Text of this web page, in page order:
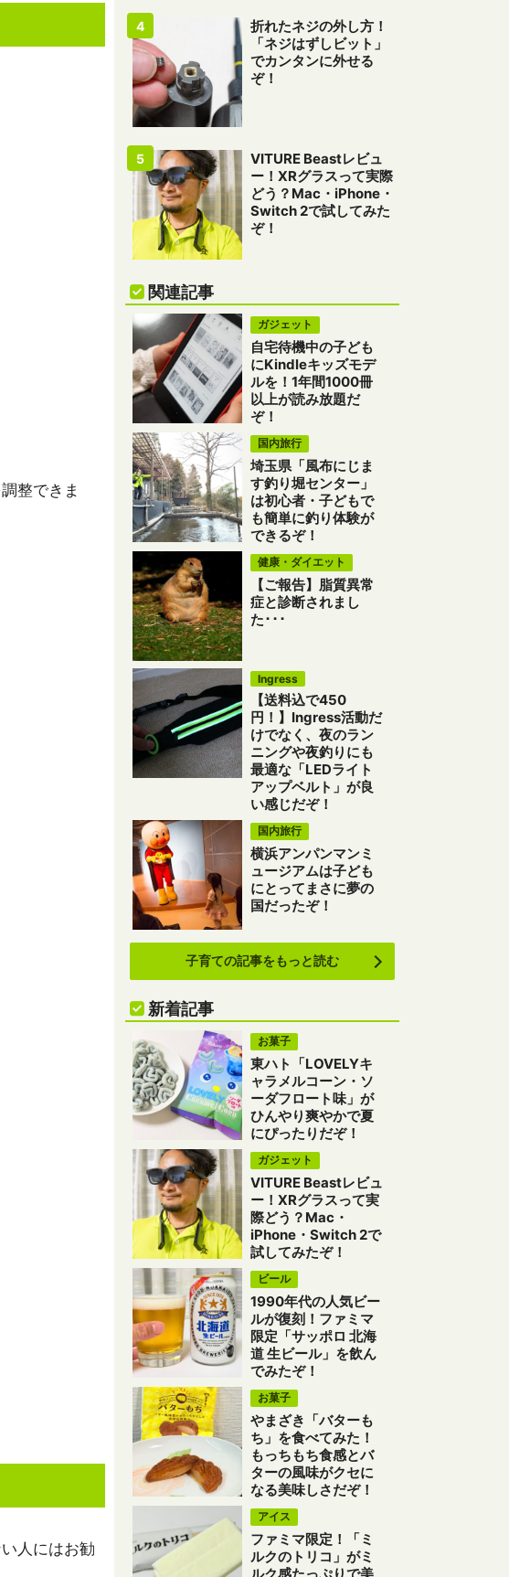
整できま
人にはお勧
折れたネジの外し方！
「ネジはずしビット」
でカンタンに外せる
ぞ！
VITURE Beastレビュ
ー！XRグラスって実際
どう？Mac・iPhone・
Switch 2で試してみた
ぞ！
関連記事
ガジェット
自宅待機中の子ども
にKindleキッズモデ
ルを！1年間1000冊
以上が読み放題だ
ぞ！
国内旅行
埼玉県「風布にじま
す釣り堀センター」
は初心者・子どもで
も簡単に釣り体験が
できるぞ！
健康・ダイエット
【ご報告】脂質異常
症と診断されまし
た･･･
Ingress
【送料込で450
円！】Ingress活動だ
けでなく、夜のラン
ニングや夜釣りにも
最適な「LEDライト
アップベルト」が良
い感じだぞ！
国内旅行
横浜アンパンマンミ
ュージアムは子ども
にとってまさに夢の
国だったぞ！
子育ての記事をもっと読む
新着記事
お菓子
東ハト「LOVELYキ
ャラメルコーン・ソ
ーダフロート味」が
ひんやり爽やかで夏
にぴったりだぞ！
ガジェット
VITURE Beastレビュ
ー！XRグラスって実
際どう？Mac・
iPhone・Switch 2で
試してみたぞ！
ビール
1990年代の人気ビー
ルが復刻！ファミマ
限定「サッポロ 北海
道 生ビール」を飲ん
でみたぞ！
お菓子
やまざき「バターも
ち」を食べてみた！
もっちもち食感とバ
ターの風味がクセに
なる美味しさだぞ！
アイス
ファミマ限定！「ミ
ルクのトリコ」がミ